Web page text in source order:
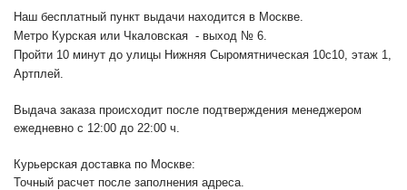
Наш бесплатный пункт выдачи находится в Москве.
Метро Курская или Чкаловская - выход № 6.
Пройти 10 минут до улицы Нижняя Сыромятническая 10с10, этаж 1,
Артплей.
Выдача заказа происходит после подтверждения менеджером
ежедневно с 12:00 до 22:00 ч.
Курьерская доставка по Москве:
Точный расчет после заполнения адреса.